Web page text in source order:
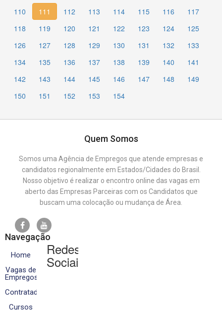
110
111 112 113 114 115 116
117
118
119 120 121 122 123 124
125
126
127 128 129 130 131 132
133
134
135 136 137 138 139 140
141
142
143 144 145 146 147 148
149
150
151 152 153 154
Quem Somos
Somos uma Agência de Empregos que atende empresas e
candidatos regionalmente em Estados/Cidades do Brasil.
Nosso objetivo é realizar o encontro online das vagas em
aberto das Empresas Parceiras com os Candidatos que
buscam uma colocação ou mudança de Área.
Navegação
Home
Vagas de
Empregos
Contratados
Cursos
Redes
Sociais